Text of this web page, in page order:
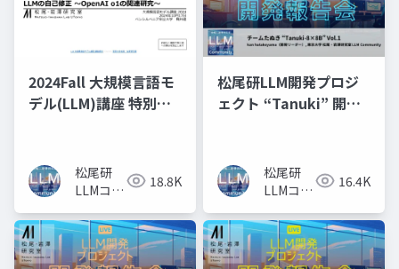
2024Fall 大規模言語モ
デル(LLM)講座 特別
究〜
松尾研
LLMコミ
18.8K
松尾研LLM開発プロジ
ェクト “Tanuki” 開発
松尾研
LLMコミ
16.4K